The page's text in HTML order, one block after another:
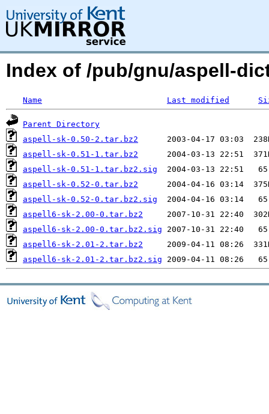
Index of /pub/gnu/aspell-
Name Last modified
Parent Directory
aspell-sk-0.50-2.tar.bz2
aspell-sk-0.51-1.tar.bz2
aspell-sk-0.51-1.tar.bz2.sig
aspell-sk-0.52-0.tar.bz2
aspell-sk-0.52-0.tar.bz2.sig
aspell6-sk-2.00-0.tar.bz2
aspell6-sk-2.00-0.tar.bz2.sig
aspell6-sk-2.01-2.tar.bz2
aspell6-sk-2.01-2.tar.bz2.sig